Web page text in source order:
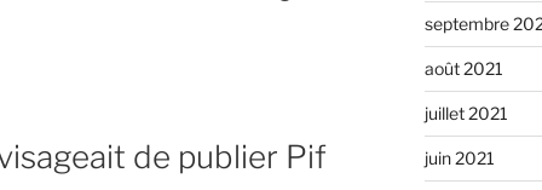
de publier Pif
septembre
août 2021
juillet 2021
juin 2021